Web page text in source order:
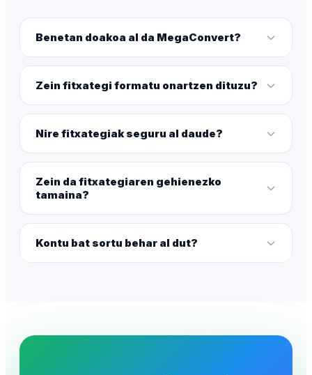
Benetan doakoa al da MegaConvert?
Zein fitxategi formatu onartzen dituzu?
Nire fitxategiak seguru al daude?
Zein da fitxategiaren gehienezko
tamaina?
Kontu bat sortu behar al dut?